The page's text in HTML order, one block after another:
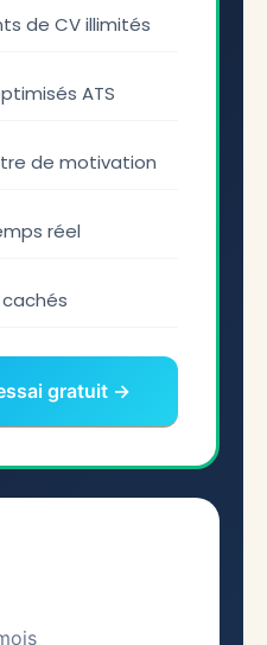
de CV illimités
ATS
de motivation
réel
gratuit →